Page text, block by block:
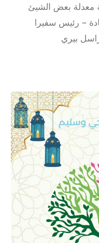
معدلة بعض الشيئ
– رئيس سفيرا
بيري